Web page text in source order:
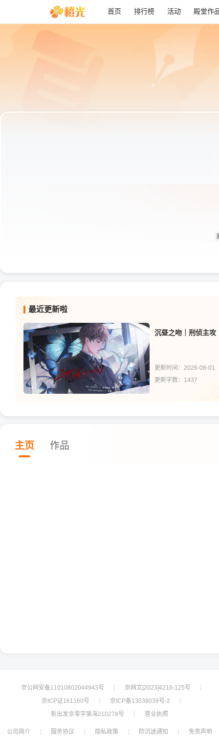
首页 排行榜 活动 殿堂作
最近更新啦
沉昼之吻｜刑侦主攻
更新时间：2026-08-01
更新字数：1437
主页 作品
京公网安备11010802044943号 ┊ 京网文[2023]4218-125号
┊
京ICP证161160号
┊ 京ICP备13038039号-2
┊
新出发京零字第海210278号
┊ 营业执照
公司简介 ┊ 服务协议 ┊ 隐私政策 ┊ 防沉迷通知 ┊
免责声明